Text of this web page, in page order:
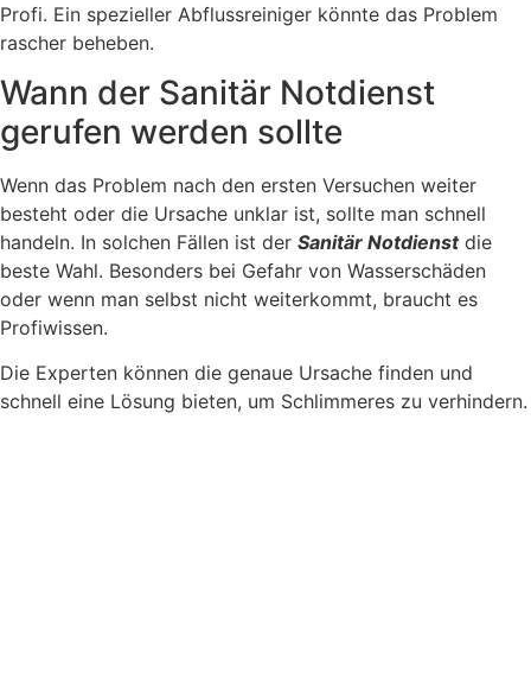
Profi. Ein spezieller Abflussreiniger könnte das Problem
rascher beheben.
Wann der Sanitär Notdienst
gerufen werden sollte
Wenn das Problem nach den ersten Versuchen weiter
besteht oder die Ursache unklar ist, sollte man schnell
handeln. In solchen Fällen ist der Sanitär Notdienstdie
beste Wahl. Besonders bei Gefahr von Wasserschäden
oder wenn man selbst nicht weiterkommt, braucht es
Profiwissen.
Die Experten können die genaue Ursache finden und
schnell eine Lösung bieten, um Schlimmeres zu verhindern.